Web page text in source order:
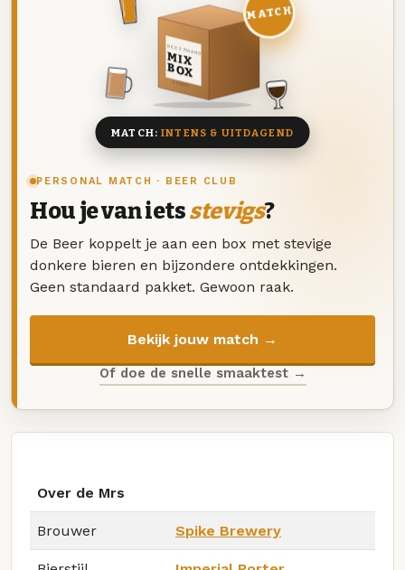
PERSONAL MATCH · BEER CLUB
Hou je van ietsstevigs?
De Beer koppelt je aan een box met stevige
donkere bieren en bijzondere ontdekkingen.
Geen standaard pakket. Gewoon raak.
Bekijk jouw match →
Of doe de snelle smaaktest →
DEZE MAAND
MIX
BOX
8 BIEREN
MATCH
MATCH:INTENS & UITDAGEND
Over de Mrs
Brouwer Spike Brewery